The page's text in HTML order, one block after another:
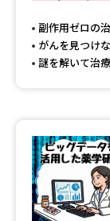
SELFBRAND特集ペ
オープンキャンパス
来場型・Web型イ
副作用ゼロの
がんを見つけ
謎を解いて治